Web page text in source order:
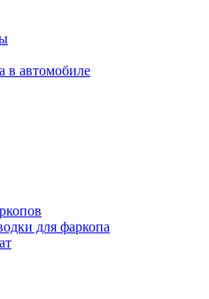
в автомобиле
для фаркопа